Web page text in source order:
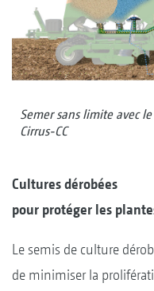
Semer sans limite avec
Cirrus-CC
Cultures dérobées
pour protéger les
Le semis de culture
de minimiser la